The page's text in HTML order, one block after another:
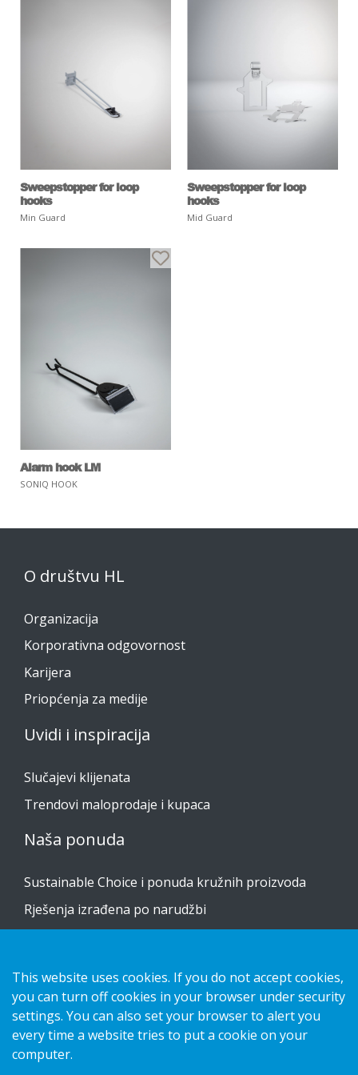
Sweepstopper for loop
hooks
Min Guard
Sweepstopper for loop
hooks
Mid Guard
Alarm hook LM
SONIQ HOOK
O društvu HL
Organizacija
Korporativna odgovornost
Karijera
Priopćenja za medije
Uvidi i inspiracija
Slučajevi klijenata
Trendovi maloprodaje i kupaca
Naša ponuda
Sustainable Choice i ponuda kružnih proizvoda
Rješenja izrađena po narudžbi
Obratite nam se
obavijest o privatnosti
Kolačići
This website uses cookies. If you do not accept cookies,
you can turn off cookies in your browser under security
settings. You can also set your browser to alert you
every time a website tries to put a cookie on your
computer.